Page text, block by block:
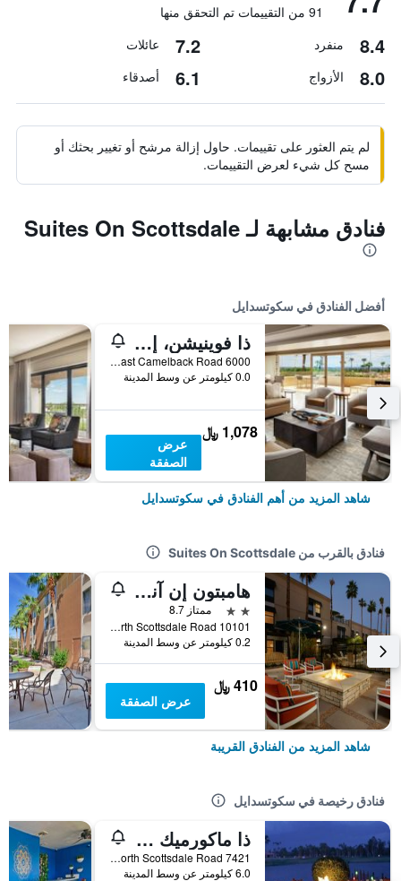
91 من التقييمات تم التحقق منها
8.4 منفرد 7.2 عائلات
8.0 الأزواج 6.1 أصدقاء
لم يتم العثور على تقييمات. حاول إزالة مرشح أو تغيير بحثك أو
مسح كل شيء لعرض التقييمات.
فنادق مشابهة لـ Suites On Scottsdale
أفضل الفنادق في سكوتسدايل
ذا فوينيشن، إيه لاكشري كوليكشن ريزورت، سكوتسديل
6000 East Camelback Road, سكوتسدايل, AZ, الولايات المتحدة الأميريكية
0.0 كيلومتر عن وسط المدينة
1,078 ﷼
عرض
الصفقة
شاهد المزيد من أهم الفنادق في سكوتسدايل
فنادق بالقرب من Suites On Scottsdale
هامبتون إن آند سويتس فينيكس/سكوتسدال أون شيا بوليفارد
2 نجمتين
ممتاز 8.7
10101 North Scottsdale Road, سكوتسدايل, AZ, الولايات المتحدة الأميريكية
0.2 كيلومتر عن وسط المدينة
410 ﷼
عرض الصفقة
شاهد المزيد من الفنادق القريبة
فنادق رخيصة في سكوتسدايل
ذا ماكورميك سكوتسدايل
7421 North Scottsdale Road, سكوتسدايل, AZ, الولايات المتحدة الأميريكية
6.0 كيلومتر عن وسط المدينة